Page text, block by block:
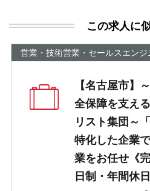
この求人に
営業・技術営業・セールスエンジ
【名古屋市】
全保障を支え
リスト集団～
特化した企業
業をお任せ《
日制・年間休